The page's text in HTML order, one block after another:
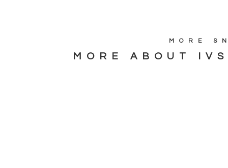
MORE
MORE ABOUT